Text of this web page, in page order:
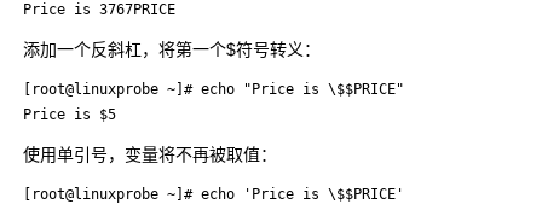
Price is 3767PRICE
添加一个反斜杠，将第一个$符号转义：
[root@linuxprobe ~]# echo "Price is \$$PRICE"
Price is $5
使用单引号，变量将不再被取值：
[root@linuxprobe ~]# echo 'Price is \$$PRICE'